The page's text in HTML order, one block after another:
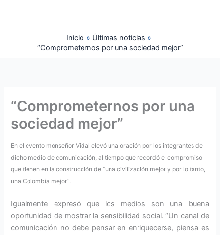
Inicio
Últimas noticias
“Comprometernos por una sociedad mejor”
“Comprometernos por una
sociedad mejor”
En el evento monseñor Vidal elevó una oración por los integrantes de
dicho medio de comunicación, al tiempo que recordó el compromiso
que tienen en la construcción de “una civilización mejor y por lo tanto,
una Colombia mejor”.
Igualmente expresó que los medios son una buena
oportunidad de mostrar la sensibilidad social. “Un canal de
comunicación no debe pensar en enriquecerse, piensa es